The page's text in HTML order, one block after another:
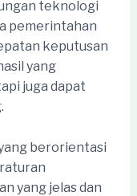
teknologi
pemerintahan
keputusan
yang
juga dapat
berorientasi
yang jelas dan